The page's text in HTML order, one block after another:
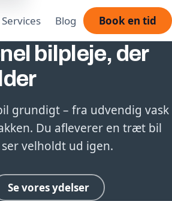
Services Blog Book en tid
bilpleje, der
grundigt – fra udvendig vask
Du afleverer en træt bil
velholdt ud igen.
Se vores ydelser